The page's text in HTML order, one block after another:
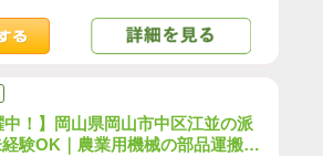
中！】岡山県岡山市中区江並の派
験OK｜農業用機械の部品運搬／